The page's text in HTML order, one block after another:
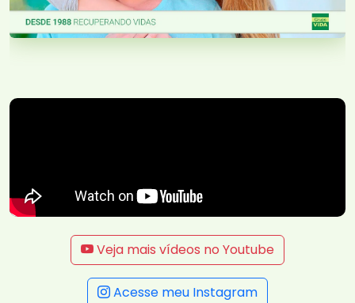
Veja mais vídeos no Youtube
Acesse meu Instagram